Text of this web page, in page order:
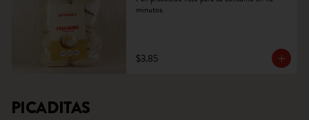
minutos.
$3.85
PICADITAS